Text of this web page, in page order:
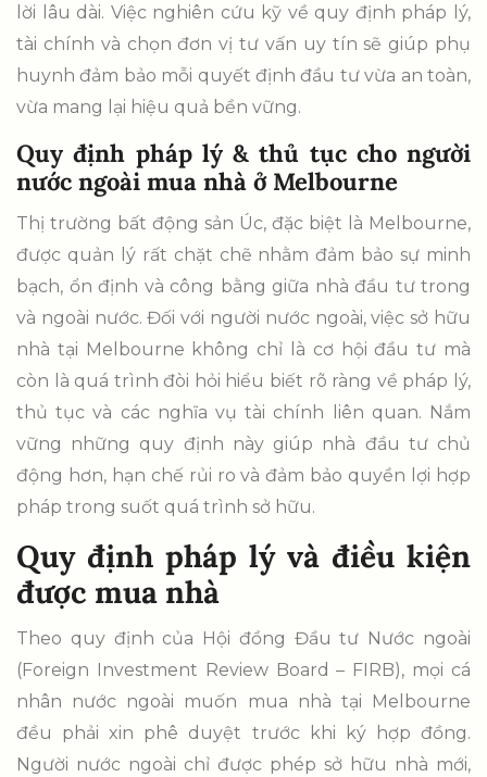
lời lâu dài. Việc nghiên cứu kỹ về quy định pháp lý,
tài chính và chọn đơn vị tư vấn uy tín sẽ giúp phụ
huynh đảm bảo mỗi quyết định đầu tư vừa an toàn,
vừa mang lại hiệu quả bền vững.
Quy định pháp lý & thủ tục cho người
nước ngoài mua nhà ở Melbourne
Thị trường bất động sản Úc, đặc biệt là Melbourne,
được quản lý rất chặt chẽ nhằm đảm bảo sự minh
bạch, ổn định và công bằng giữa nhà đầu tư trong
và ngoài nước. Đối với người nước ngoài, việc sở hữu
nhà tại Melbourne không chỉ là cơ hội đầu tư mà
còn là quá trình đòi hỏi hiểu biết rõ ràng về pháp lý,
thủ tục và các nghĩa vụ tài chính liên quan. Nắm
vững những quy định này giúp nhà đầu tư chủ
động hơn, hạn chế rủi ro và đảm bảo quyền lợi hợp
pháp trong suốt quá trình sở hữu.
Quy định pháp lý và điều kiện
được mua nhà
Theo quy định của Hội đồng Đầu tư Nước ngoài
(Foreign Investment Review Board – FIRB), mọi cá
nhân nước ngoài muốn mua nhà tại Melbourne
đều phải xin phê duyệt trước khi ký hợp đồng.
Người nước ngoài chỉ được phép sở hữu nhà mới,